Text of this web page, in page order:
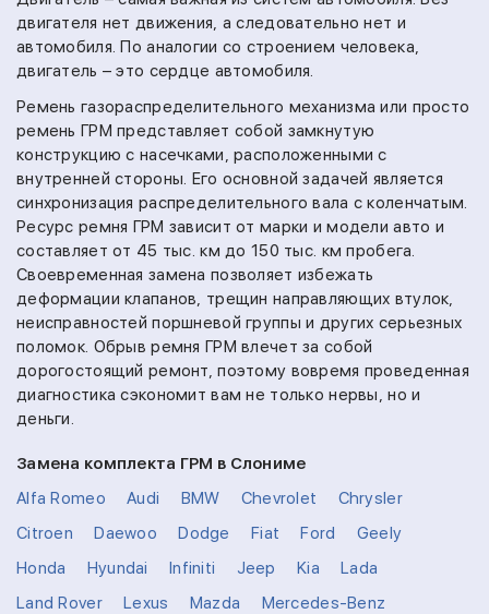
двигателя нет движения, а следовательно нет и
автомобиля. По аналогии со строением человека,
двигатель – это сердце автомобиля.
Ремень газораспределительного механизма или просто
ремень ГРМ представляет собой замкнутую
конструкцию с насечками, расположенными с
внутренней стороны. Его основной задачей является
синхронизация распределительного вала с коленчатым.
Ресурс ремня ГРМ зависит от марки и модели авто и
составляет от 45 тыс. км до 150 тыс. км пробега.
Своевременная замена позволяет избежать
деформации клапанов, трещин направляющих втулок,
неисправностей поршневой группы и других серьезных
поломок. Обрыв ремня ГРМ влечет за собой
дорогостоящий ремонт, поэтому вовремя проведенная
диагностика сэкономит вам не только нервы, но и
деньги.
Замена комплекта ГРМ в Слониме
Alfa Romeo
Audi BMW Chevrolet
Chrysler
Citroen
Daewoo Dodge Fiat Ford
Geely
Honda
Hyundai Infiniti Jeep Kia
Lada
Land Rover
Lexus Mazda
Mercedes-Benz